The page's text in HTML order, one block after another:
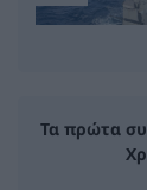
Τα πρώτα